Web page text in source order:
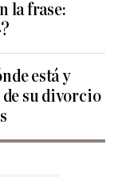
la frase:
está y
de su divorcio